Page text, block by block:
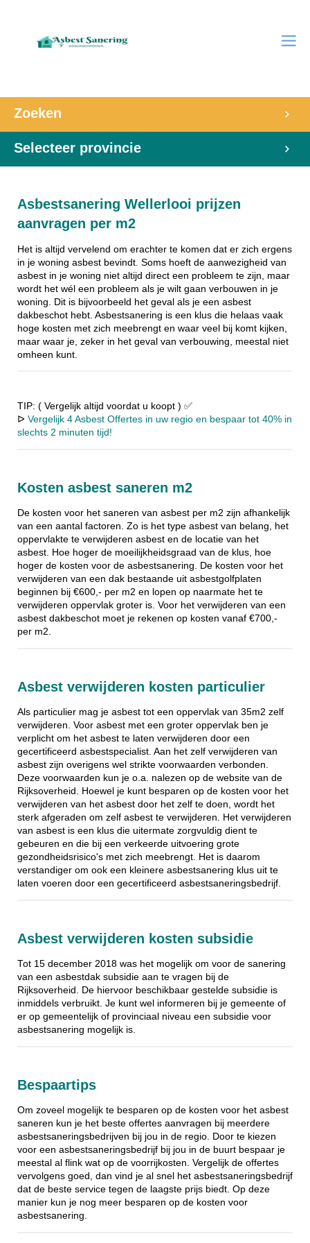
Zoeken
Selecteer provincie
Asbestsanering Wellerlooi prijzen
aanvragen per m2
Het is altijd vervelend om erachter te komen dat er zich ergens
in je woning asbest bevindt. Soms hoeft de aanwezigheid van
asbest in je woning niet altijd direct een probleem te zijn, maar
wordt het wél een probleem als je wilt gaan verbouwen in je
woning. Dit is bijvoorbeeld het geval als je een asbest
dakbeschot hebt. Asbestsanering is een klus die helaas vaak
hoge kosten met zich meebrengt en waar veel bij komt kijken,
maar waar je, zeker in het geval van verbouwing, meestal niet
omheen kunt.
TIP: ( Vergelijk altijd voordat u koopt ) ✅
ᐅ Vergelijk 4 Asbest Offertes in uw regio en bespaar tot 40% in
slechts 2 minuten tijd!
Kosten asbest saneren m2
De kosten voor het saneren van asbest per m2 zijn afhankelijk
van een aantal factoren. Zo is het type asbest van belang, het
oppervlakte te verwijderen asbest en de locatie van het
asbest. Hoe hoger de moeilijkheidsgraad van de klus, hoe
hoger de kosten voor de asbestsanering. De kosten voor het
verwijderen van een dak bestaande uit asbestgolfplaten
beginnen bij €600,- per m2 en lopen op naarmate het te
verwijderen oppervlak groter is. Voor het verwijderen van een
asbest dakbeschot moet je rekenen op kosten vanaf €700,-
per m2.
Asbest verwijderen kosten particulier
Als particulier mag je asbest tot een oppervlak van 35m2 zelf
verwijderen. Voor asbest met een groter oppervlak ben je
verplicht om het asbest te laten verwijderen door een
gecertificeerd asbestspecialist. Aan het zelf verwijderen van
asbest zijn overigens wel strikte voorwaarden verbonden.
Deze voorwaarden kun je o.a. nalezen op de website van de
Rijksoverheid. Hoewel je kunt besparen op de kosten voor het
verwijderen van het asbest door het zelf te doen, wordt het
sterk afgeraden om zelf asbest te verwijderen. Het verwijderen
van asbest is een klus die uitermate zorgvuldig dient te
gebeuren en die bij een verkeerde uitvoering grote
gezondheidsrisico's met zich meebrengt. Het is daarom
verstandiger om ook een kleinere asbestsanering klus uit te
laten voeren door een gecertificeerd asbestsaneringsbedrijf.
Asbest verwijderen kosten subsidie
Tot 15 december 2018 was het mogelijk om voor de sanering
van een asbestdak subsidie aan te vragen bij de
Rijksoverheid. De hiervoor beschikbaar gestelde subsidie is
inmiddels verbruikt. Je kunt wel informeren bij je gemeente of
er op gemeentelijk of provinciaal niveau een subsidie voor
asbestsanering mogelijk is.
Bespaartips
Om zoveel mogelijk te besparen op de kosten voor het asbest
saneren kun je het beste offertes aanvragen bij meerdere
asbestsaneringsbedrijven bij jou in de regio. Door te kiezen
voor een asbestsaneringsbedrijf bij jou in de buurt bespaar je
meestal al flink wat op de voorrijkosten. Vergelijk de offertes
vervolgens goed, dan vind je al snel het asbestsaneringsbedrijf
dat de beste service tegen de laagste prijs biedt. Op deze
manier kun je nog meer besparen op de kosten voor
asbestsanering.